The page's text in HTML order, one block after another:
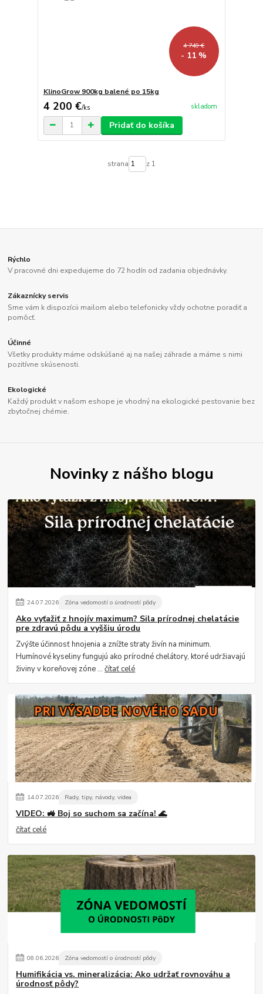
4 740 €
- 11 %
KlinoGrow 900kg balené po 15kg
4 200 €/ks skladom
Pridať do košíka
strana z 1
Rýchlo
V pracovné dni expedujeme do 72 hodín od zadania objednávky.
Zákaznícky servis
Sme vám k dispozícii mailom alebo telefonicky vždy ochotne poradiť a
pomôcť.
Účinné
Všetky produkty máme odskúšané aj na našej záhrade a máme s nimi
pozitívne skúsenosti.
Ekologické
Každý produkt v našom eshope je vhodný na ekologické pestovanie bez
zbytočnej chémie.
Novinky z nášho blogu
24.07.2026 Zóna vedomostí o úrodností pôdy
Ako vyťažiť z hnojív maximum? Sila prírodnej chelatácie
pre zdravú pôdu a vyššiu úrodu
Zvýšte účinnosť hnojenia a znížte straty živín na minimum.
Humínové kyseliny fungujú ako prírodné chelátory, ktoré udržiavajú
živiny v koreňovej zóne ...čítať celé
14.07.2026 Rady, tipy, návody, videa
VIDEO: 🚜 Boj so suchom sa začína! 🌊
čítať celé
08.06.2026 Zóna vedomostí o úrodností pôdy
Humifikácia vs. mineralizácia: Ako udržať rovnováhu a
úrodnosť pôdy?